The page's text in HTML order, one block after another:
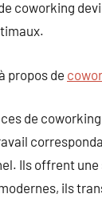
coworking
propos de
de
Ils offrent
ils